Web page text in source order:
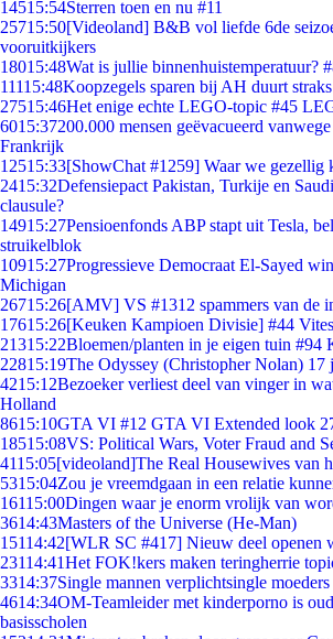
14515:54Sterren toen en nu #11
25715:50[Videoland] B&B vol liefde 6de
vooruitkijkers
18015:48Wat is jullie binnenhuistemperatuur?
11115:48Koopzegels sparen bij AH duurt
27515:46Het enige echte LEGO-topic #45
6015:37200.000 mensen geëvacueerd
Frankrijk
12515:33[ShowChat #1259] Waar we gezellig
2415:32Defensiepact Pakistan, Turkije en
clausule?
14915:27Pensioenfonds ABP stapt uit Tesla,
struikelblok
10915:27Progressieve Democraat El-Sayed
Michigan
26715:26[AMV] VS #1312 spammers van de
17615:26[Keuken Kampioen Divisie] #44
21315:22Bloemen/planten in je eigen tuin #94
22815:19The Odyssey (Christopher Nolan) 17
4215:12Bezoeker verliest deel van vinger in
Holland
8615:10GTA VI #12 GTA VI Extended look
18515:08VS: Political Wars, Voter Fraud and
4115:05[videoland]The Real Housewives van
5315:04Zou je vreemdgaan in een relatie
16115:00Dingen waar je enorm vrolijk van
3614:43Masters of the Universe (He-Man)
15114:42[WLR SC #417] Nieuw deel openen
23114:41Het FOK!kers maken teringherrie
3314:37Single mannen verplichtsingle moeders
4614:34OM-Teamleider met kinderporno is
basisscholen